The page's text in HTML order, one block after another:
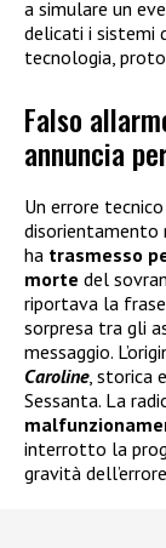
a simulare un
delicati i sistemi
tecnologia,
Falso
annuncia
Un errore
disorientamento
ha trasmesso
morte del
riportava la
sorpresa tra gli
messaggio.
Caroline, storica
Sessanta. La
interrotto la
gravità